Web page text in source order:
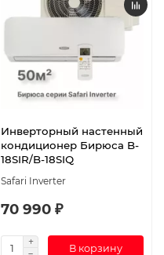
Инверторный настенный
кондиционер Бирюса B-
18SIR/B-18SIQ
Safari Inverter
70 990 ₽
В корзину